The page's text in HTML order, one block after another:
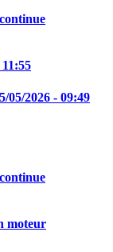
05/2026 - 09:49
moteur